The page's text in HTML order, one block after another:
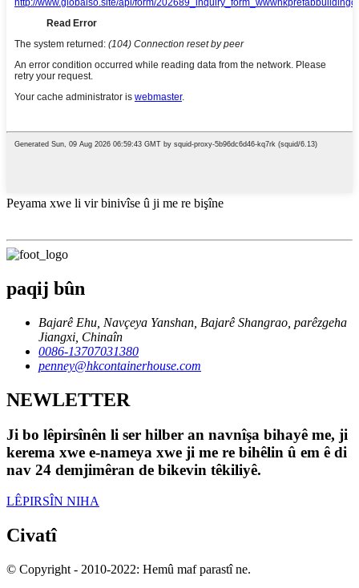
Peyama xwe li vir binivîse û ji me re bişîne
paqij bûn
Bajarê Ehu, Navçeya Yanshan, Bajarê Shangrao, parêzgeha
Jiangxi, Chinaîn
0086-13707031380
penney@hkcontainerhouse.com
NEWLETTER
Ji bo lêpirsînên li ser hilber an navnîşa bihayê me, ji
kerema xwe e-nameya xwe ji me re bihêlin û em ê di
nav 24 demjimêran de bikevin têkiliyê.
LÊPIRSÎN NIHA
Civatî
© Copyright - 2010-2022: Hemû maf parastî ne.